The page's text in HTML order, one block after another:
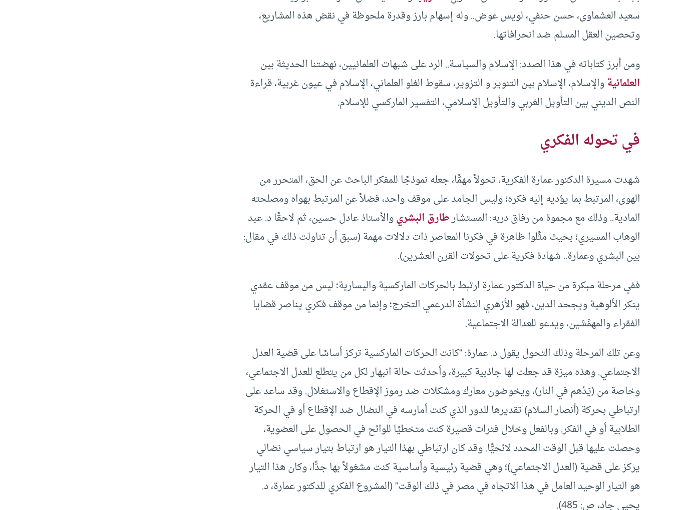
سعيد العشماوى، حسن حنفي، لويس عوض.. وله إسهام بارز وقدرة ملحوظة في نقض هذه المشاريع،
وتحصين العقل المسلم ضد انحرافاتها.
ومن أبرز كتاباته في هذا الصدد: الإسلام والسياسة.. الرد على شبهات العلمانيين، نهضتنا الحديثة بين
العلمانيةوالإسلام، الإسلام بين التنوير و التزوير، سقوط الغلو العلماني، الإسلام في عيون غربية، قراءة
النص الديني بين التأويل الغربي والتأويل الإسلامي، التفسير الماركسي للإسلام.
في تحوله الفكري
شهدت مسيرة الدكتور عمارة الفكرية، تحولاً مهمًّا، جعله نموذجًا للمفكر الباحث عن الحق، المتحرر من
الهوى، المرتبط بما يؤديه إليه فكره؛ وليس الجامد على موقف واحد، فضلاً عن المرتبط بهواه ومصلحته
المادية.. وذلك مع مجموة من رفاق دربه: المستشارطارق البشريوالأستاذ عادل حسين، ثم لاحقًا د. عبد
الوهاب المسيري؛ بحيث مثَّلوا ظاهرة في فكرنا المعاصر ذات دلالات مهمة (سبق أن تناولت ذلك في مقال:
بين البشري وعمارة.. شهادة فكرية على تحولات القرن العشرين).
ففي مرحلة مبكرة من حياة الدكتور عمارة ارتبط بالحركات الماركسية واليسارية؛ ليس من موقف عقدي
ينكر الألوهية ويجحد الدين، فهو الأزهري النشأة الدرعمي التخرج؛ وإنما من موقف فكري يناصر قضايا
الفقراء والمهمَّشين، ويدعو للعدالة الاجتماعية.
وعن تلك المرحلة وذلك التحول يقول د. عمارة: “كانت الحركات الماركسية تركز أساسًا على قضية العدل
الاجتماعي. وهذه ميزة قد جعلت لها جاذبية كبيرة، وأحدثت حالة انبهار لكل من يتطلع للعدل الاجتماعي،
وخاصة من (يَدُهم في النار)، ويخوضون معارك ومشكلات ضد رموز الإقطاع والاستغلال. وقد ساعد على
ارتباطي بحركة (أنصار السلام) تقديرها للدور الذي كنت أمارسه في النضال ضد الإقطاع أو في الحركة
الطلابية أو في الفكر. وبالفعل وخلال فترات قصيرة كنت متخطيًا للوائح في الحصول على العضوية،
وحصلت عليها قبل الوقت المحدد لائحيًّا. وقد كان ارتباطي بهذا التيار هو ارتباط بتيار سياسي نضالي
يركز على قضية (العدل الاجتماعي)؛ وهي قضية رئيسية وأساسية كنت مشغولاً بها جدًّا، وكان هذا التيار
هو التيار الوحيد العامل في هذا الاتجاه في مصر في ذلك الوقت” (المشروع الفكري للدكتور عمارة، د.
يحيى جاد، ص: 485).